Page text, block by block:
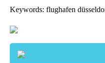
Keywords: flughafen